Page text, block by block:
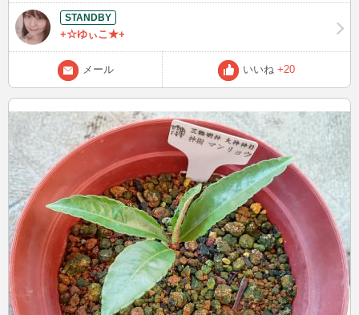
+☆ゆぃこ★+
メール いいね +20